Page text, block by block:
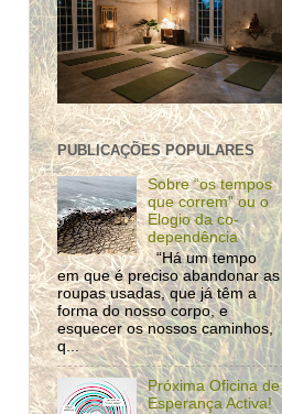
PUBLICAÇÕES POPULARES
Sobre “os tempos
que correm” ou o
Elogio da co-
dependência
“Há um tempo
em que é preciso abandonar as
roupas usadas, que já têm a
forma do nosso corpo, e
esquecer os nossos caminhos,
q...
Próxima Oficina de
Esperança Activa!